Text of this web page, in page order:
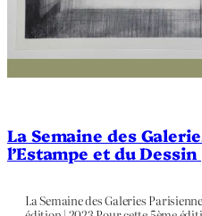
La Semaine des
l’Estampe et du Dessin
La Semaine des Galeries